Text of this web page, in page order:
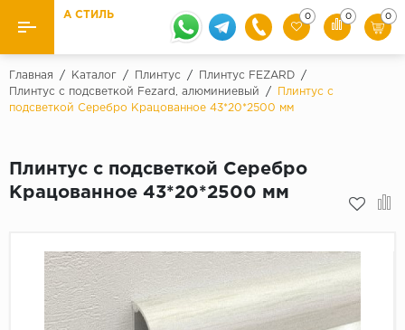
Назад
Ламинат
Назад
Бренды
Krontex
Класс
Ковролин и ковровая плитка
Линолеум
Плинтус
А СТИЛЬ 0 0 0
Главная / Каталог / Плинтус / Плинтус FEZARD
/
Плинтус с подсветкой Fezard, алюминиевый
/
Плинтус с
подсветкой Серебро Крацованное 43*20*2500 мм
Плинтус с подсветкой Серебро
Крацованное 43*20*2500 мм